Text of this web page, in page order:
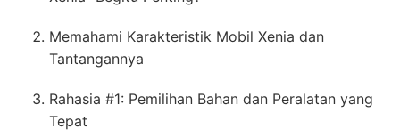
Memahami Karakteristik Mobil Xenia dan
Tantangannya
Rahasia #1: Pemilihan Bahan dan Peralatan yang
Tepat